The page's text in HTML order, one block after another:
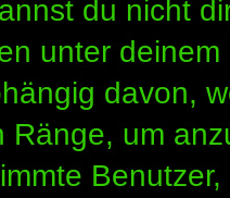
du nicht
unter
davon,
Ränge, um